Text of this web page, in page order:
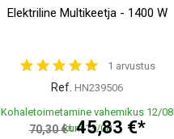
Elektriline Multikeetja - 1400 W
1 arvustus
Ref. HN239506
Kohaletoimetamine vahemikus 12/08
kuni 13/08
70,30 €* 45,83 €*